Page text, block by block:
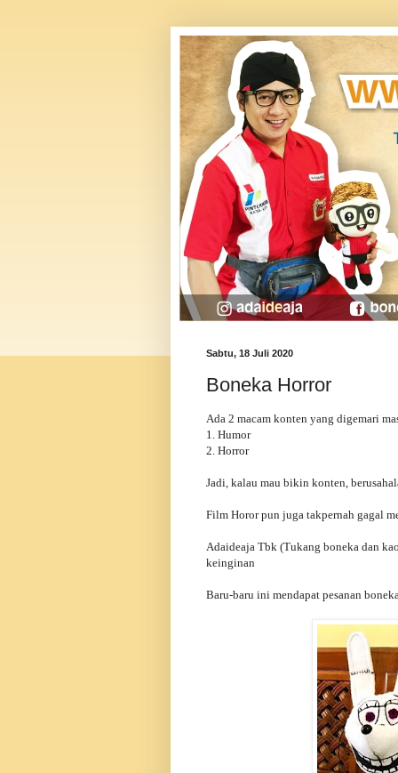
Sabtu, 18 Juli 2020
Boneka Horror
Ada 2 macam konten yang digemari
1. Humor
2. Horror
Jadi, kalau mau bikin konten,
Film Horor pun juga takpernah gagal
Adaideaja Tbk (Tukang boneka dan
keinginan
Baru-baru ini mendapat pesanan